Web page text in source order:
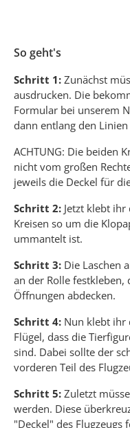
So geht's
Schritt 1: Zunächst
ausdrucken. Die
Formular bei unserem
dann entlang den
ACHTUNG: Die beiden
nicht vom großen
jeweils die Deckel für
Schritt 2: Jetzt klebt ihr
Kreisen so um die
ummantelt ist.
Schritt 3: Die Laschen
an der Rolle festkleben,
Öffnungen abdecken.
Schritt 4: Nun klebt ihr
Flügel, dass die
sind. Dabei sollte der
vorderen Teil des
Schritt 5: Zuletzt
werden. Diese
"Deckel" des Flugzeugs